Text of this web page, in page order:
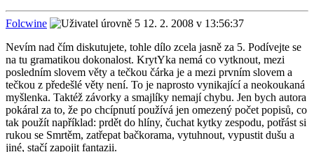
Folcwine
12. 2. 2008 v 13:56:37
Nevím nad čím diskutujete, tohle dílo zcela jasně za 5. Podívejte se
na tu gramatikou dokonalost. KrytYka nemá co vytknout, mezi
posledním slovem věty a tečkou čárka je a mezi prvním slovem a
tečkou z předešlé věty není. To je naprosto vynikající a neokoukaná
myšlenka. Taktéž závorky a smajlíky nemají chybu. Jen bych autora
pokáral za to, že po chcípnutí používá jen omezený počet popisů, co
tak použít například: prdět do hlíny, čuchat kytky zespodu, potřást si
rukou se Smrtěm, zatřepat bačkorama, vytuhnout, vypustit dušu a
jiné, stačí zapojit fantazii.